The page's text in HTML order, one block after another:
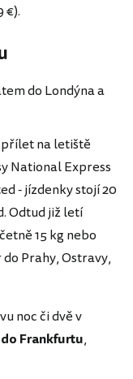
€).
do Londýna a
přílet na letiště
National Express
- jízdenky stojí 20
Odtud již letí
15 kg nebo
Prahy, Ostravy,
noc či dvě v
Frankfurtu,